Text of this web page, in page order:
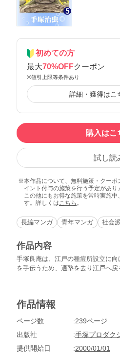
初めての方
最大70%OFFクーポン
※値引上限等条件あり
詳細・獲得はこ
購入はこ
試し読
本作品について、無料施策・クー
イント付与の施策を行う予定があり
この他にもお得な施策を常時実施
す。詳しくはこちら 。
長編マンガ 青年マンガ 社会派
作品内容
手塚良庵は、江戸の種痘所設立に
を手伝うため、適塾を去り江戸へ
作品情報
ページ数
239ページ
出版社
手塚プロダク
提供開始日
2000/01/01